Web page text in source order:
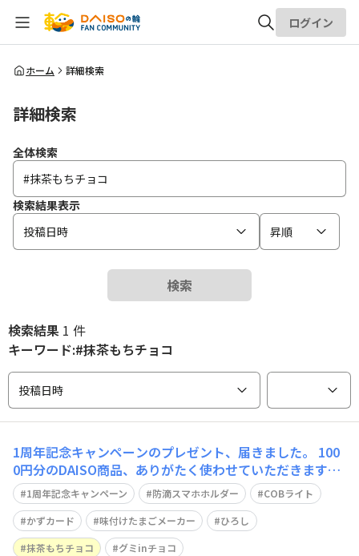
全体検索
ログイン
ホーム 詳細検索
詳細検索
全体検索
検索結果表示
投稿日時
昇順
検索
検索結果 1 件
キーワード:#抹茶もちチョコ
投稿日時
1周年記念キャンペーンのプレゼント、届きました。 100
0円分のDAISO商品、ありがたく使わせていただきます。
また、同封していたさなさんの手紙も読ませてもらいまし
た。 まさか200円、300円の実用的な商品が貰えるとは思
ってなかったので、単純にうれしいです。 お菓子はプチ
ブロック作品をつくる際に
1周年記念キャンペーン 防滴スマホホルダー
COBライト
かずカード
味付けたまごメーカー
ひろし
抹茶もちチョコ
グミinチョコ